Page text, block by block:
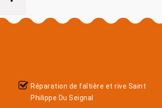
Réparation de faîtière et rive Saint
Philippe Du Seignal